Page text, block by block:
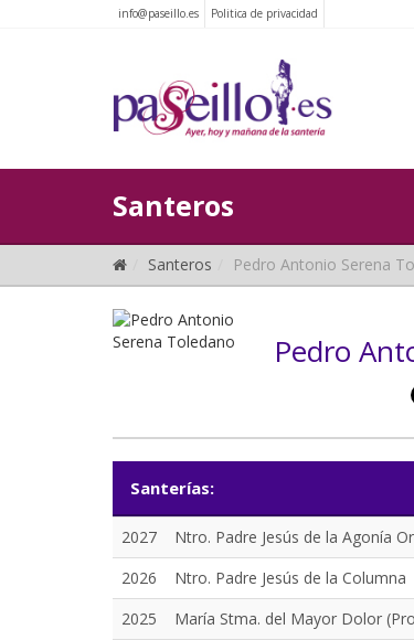
info@paseillo.es Politica de privacidad
Santeros
Santeros Pedro Antonio Serena
Pedro
Santerías:
2027 Ntro. Padre Jesús de la Agonía
2026
Ntro. Padre Jesús de la Columna
2025
María Stma. del Mayor Dolor